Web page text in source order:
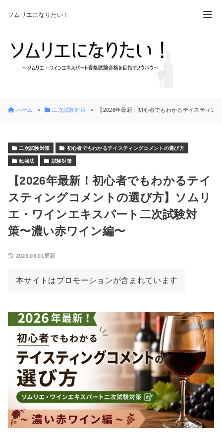
ソムリエになりたい！
ホーム 二次試験対策 【2026年最新！初心者でもわかるテイスティン
二次試験対策 初心者でもわかるテイスティングコメントの選び方
勉強法 試験対策
【2026年最新！初心者でもわかるテイ
スティングコメントの選び方】ソムリ
エ・ワインエキスパート二次試験対
策〜濃い赤ワイン編〜
2026.08.01更新
本サイトはプロモーションが含まれています